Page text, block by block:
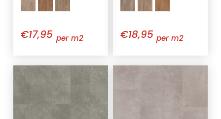
€17,95 per m2 €18,95 per m2